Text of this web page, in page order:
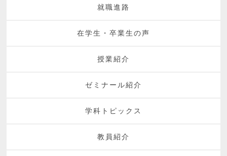
就職進路
在学生・卒業生の声
授業紹介
ゼミナール紹介
学科トピックス
教員紹介